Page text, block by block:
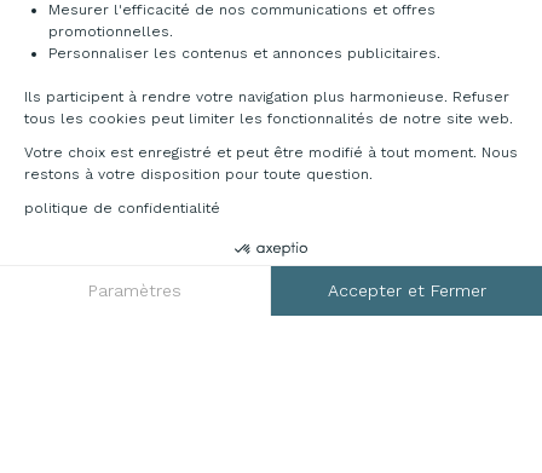
Mesurer l'efficacité de nos communications et offres
promotionnelles.
Personnaliser les contenus et annonces publicitaires.
Ils participent à rendre votre navigation plus harmonieuse. Refuser
tous les cookies peut limiter les fonctionnalités de notre site web.
Votre choix est enregistré et peut être modifié à tout moment. Nous
restons à votre disposition pour toute question.
politique de confidentialité
Paramètres Accepter et Fermer
DEMANDER UN DEVIS